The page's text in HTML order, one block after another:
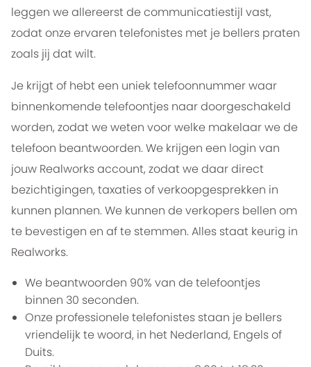
leggen we allereerst de communicatiestijl vast,
zodat onze ervaren telefonistes met je bellers praten
zoals jij dat wilt.
Je krijgt of hebt een uniek telefoonnummer waar
binnenkomende telefoontjes naar doorgeschakeld
worden, zodat we weten voor welke makelaar we de
telefoon beantwoorden. We krijgen een login van
jouw Realworks account, zodat we daar direct
bezichtigingen, taxaties of verkoopgesprekken in
kunnen plannen. We kunnen de verkopers bellen om
te bevestigen en af te stemmen. Alles staat keurig in
Realworks.
We beantwoorden 90% van de telefoontjes
binnen 30 seconden.
Onze professionele telefonistes staan je bellers
vriendelijk te woord, in het Nederland, Engels of
Duits.